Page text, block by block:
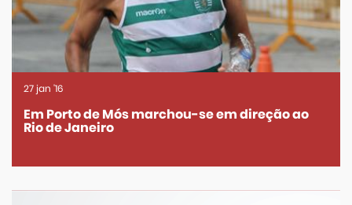
Em Porto de Mós marchou-se em direção ao
Rio de Janeiro
27jan '16